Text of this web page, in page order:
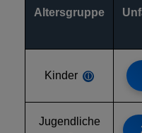
Altersgruppe
Kinder ⓘ
Jugendliche